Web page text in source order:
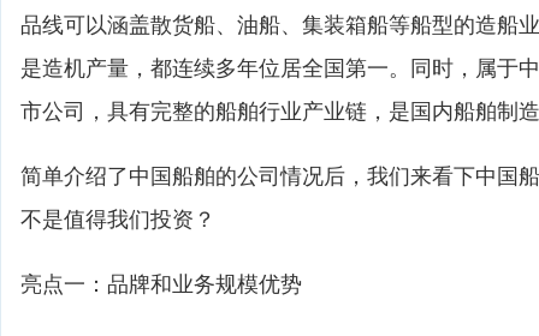
品线可以涵盖散货船、油船、集装箱船等船型的造船
是造机产量，都连续多年位居全国第一。同时，属于
市公司，具有完整的船舶行业产业链，是国内船舶制
简单介绍了中国船舶的公司情况后，我们来看下中国
不是值得我们投资？
亮点一：品牌和业务规模优势